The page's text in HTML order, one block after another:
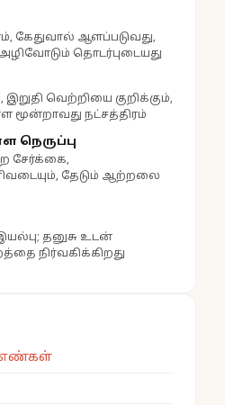
கேதுவால் ஆளப்படுவது,
தொடர்புடையது
வெற்றியை குறிக்கும்,
மூன்றாவது நட்சத்திரம்
நெருப்பு
சேர்க்கை,
தேடும் ஆற்றலை
தனுசு உடன்
நிர்வகிக்கிறது
எண்கள்